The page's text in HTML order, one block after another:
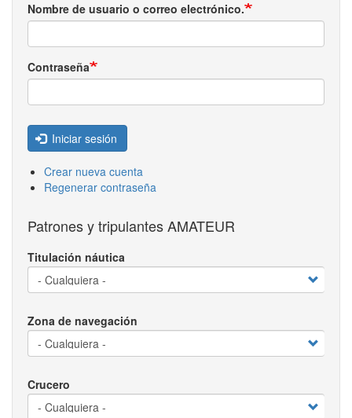
Nombre de usuario o correo electrónico.
Contraseña
Iniciar sesión
Crear nueva cuenta
Regenerar contraseña
Patrones y tripulantes AMATEUR
Titulación náutica
Zona de navegación
Crucero